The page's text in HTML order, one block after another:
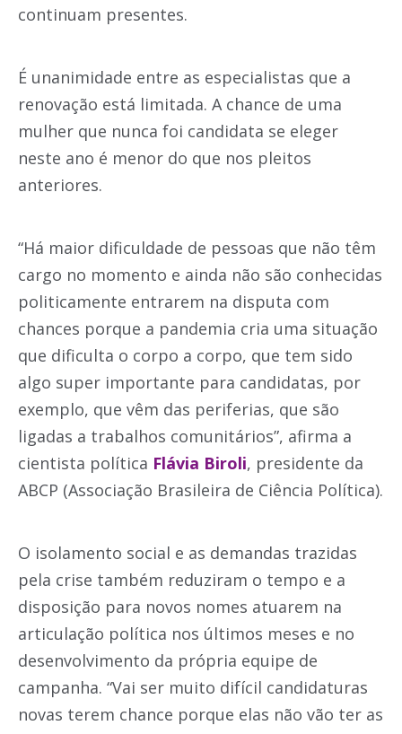
continuam presentes.
É unanimidade entre as especialistas que a
renovação está limitada. A chance de uma
mulher que nunca foi candidata se eleger
neste ano é menor do que nos pleitos
anteriores.
“Há maior dificuldade de pessoas que não têm
cargo no momento e ainda não são conhecidas
politicamente entrarem na disputa com
chances porque a pandemia cria uma situação
que dificulta o corpo a corpo, que tem sido
algo super importante para candidatas, por
exemplo, que vêm das periferias, que são
ligadas a trabalhos comunitários”, afirma a
cientista política Flávia Biroli, presidente da
ABCP (Associação Brasileira de Ciência Política).
O isolamento social e as demandas trazidas
pela crise também reduziram o tempo e a
disposição para novos nomes atuarem na
articulação política nos últimos meses e no
desenvolvimento da própria equipe de
campanha. “Vai ser muito difícil candidaturas
novas terem chance porque elas não vão ter as